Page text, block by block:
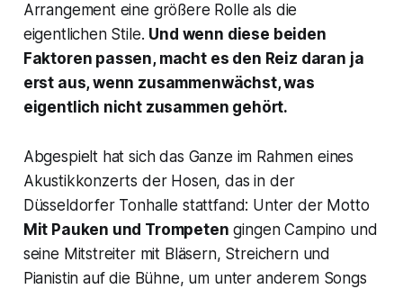
Arrangement eine größere Rolle als die
eigentlichen Stile. Und wenn diese beiden
Faktoren passen, macht es den Reiz daran ja
erst aus, wenn zusammenwächst, was
eigentlich nicht zusammen gehört.
Abgespielt hat sich das Ganze im Rahmen eines
Akustikkonzerts der Hosen, das in der
Düsseldorfer Tonhalle stattfand: Unter der Motto
Mit Pauken und Trompeten gingen Campino und
seine Mitstreiter mit Bläsern, Streichern und
Pianistin auf die Bühne, um unter anderem Songs